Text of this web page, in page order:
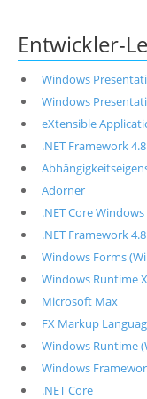
Entwickler-
Windows
Windows
eXtensible
.NET Framework
Adorner
.NET Core
.NET Framework
Windows Forms
Windows Runtime
Microsoft Max
FX Markup
Windows Runtime
Windows
.NET Core